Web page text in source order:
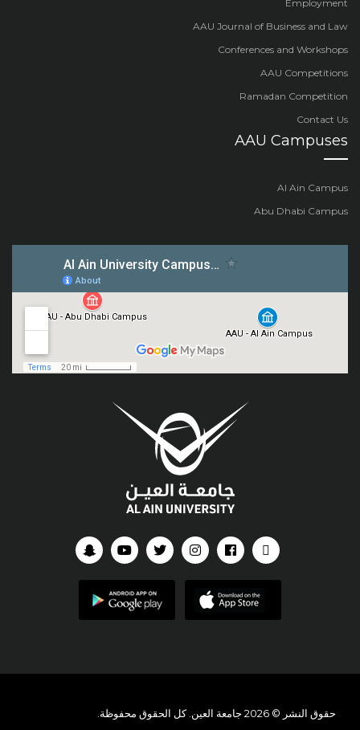
Employment
AAU Journal of Business and Law
Conferences and Workshops
AAU Competitions
Ramadan Competition
Contact Us
AAU Campuses
Al Ain Campus
Abu Dhabi Campus
حقوق النشر © 2026 جامعة العين. كل الحقوق محفوظة.